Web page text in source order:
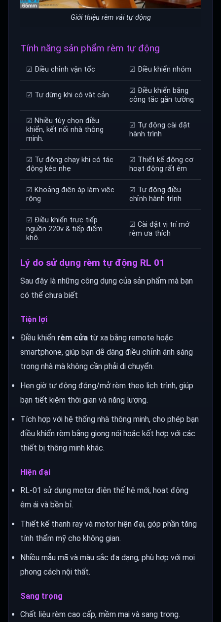
Giới thiệu rèm vải tự động
Tính năng sản phẩm rèm tự động
☑ Điều chỉnh vận tốc ☑ Điều khiển nhóm
☑ Tự dừng khi có vật cản
☑ Điều khiển bằng
công tắc gắn tường
☑ Nhiều tùy chọn điều
khiển, kết nối nhà thông
minh.
☑ Tự động cài đặt
hành trình
☑ Tự động chạy khi có tác
động kéo nhẹ
☑ Thiết kế động cơ
hoạt động rất êm
☑ Khoảng điện áp làm việc
rộng
☑ Tự động điều
chỉnh hành trình
☑ Điều khiển trực tiếp
nguồn 220v & tiếp điểm
khô.
☑ Cài đặt vị trí mở
rèm ưa thích
Lý do sử dụng rèm tự động RL 01
Sau đây là những công dụng của sản phẩm mà bạn
có thể chưa biết
Tiện lợi
Điều khiển rèm cửa từ xa bằng remote hoặc
smartphone, giúp bạn dễ dàng điều chỉnh ánh sáng
trong nhà mà không cần phải di chuyển.
Hẹn giờ tự động đóng/mở rèm theo lịch trình, giúp
bạn tiết kiệm thời gian và năng lượng.
Tích hợp với hệ thống nhà thông minh, cho phép bạn
điều khiển rèm bằng giọng nói hoặc kết hợp với các
thiết bị thông minh khác.
Hiện đại
RL-01 sử dụng motor điện thế hệ mới, hoạt động
êm ái và bền bỉ.
Thiết kế thanh ray và motor hiện đại, góp phần tăng
tính thẩm mỹ cho không gian.
Nhiều mẫu mã và màu sắc đa dạng, phù hợp với mọi
phong cách nội thất.
Sang trọng
Chất liệu rèm cao cấp, mềm mại và sang trọng.